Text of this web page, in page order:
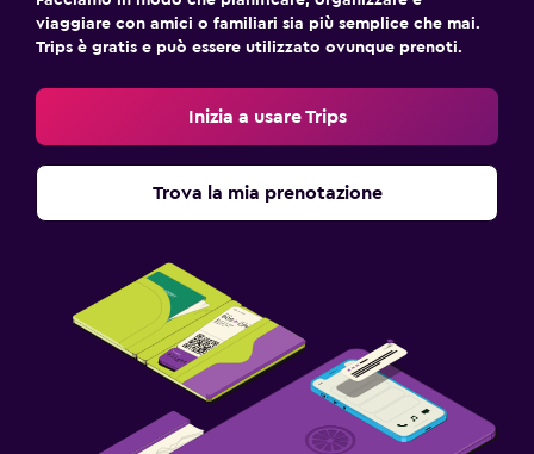
viaggiare con amici o familiari sia più semplice che mai.
Trips è gratis e può essere utilizzato ovunque prenoti.
Inizia a usare Trips
Trova la mia prenotazione